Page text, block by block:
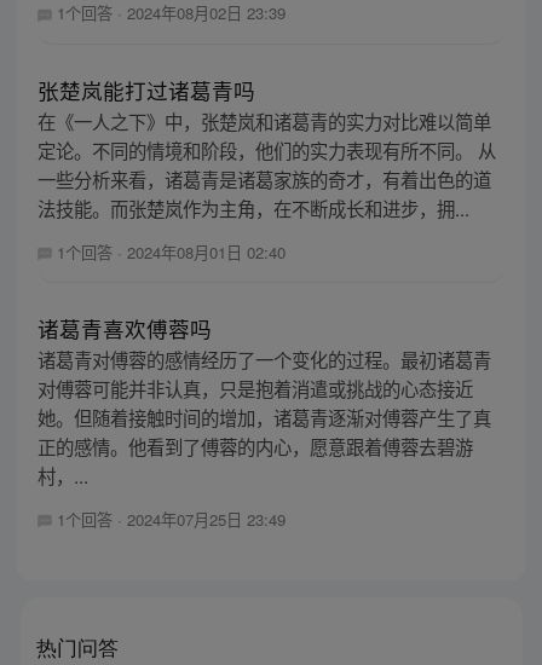
1个回答 · 2024年08月02日 23:39
张楚岚能打过诸葛青吗
在《一人之下》中，张楚岚和诸葛青的实力对比难以简单
定论。不同的情境和阶段，他们的实力表现有所不同。 从
一些分析来看，诸葛青是诸葛家族的奇才，有着出色的道
法技能。而张楚岚作为主角，在不断成长和进步，拥...
1个回答 · 2024年08月01日 02:40
诸葛青喜欢傅蓉吗
诸葛青对傅蓉的感情经历了一个变化的过程。最初诸葛青
对傅蓉可能并非认真，只是抱着消遣或挑战的心态接近
她。但随着接触时间的增加，诸葛青逐渐对傅蓉产生了真
正的感情。他看到了傅蓉的内心，愿意跟着傅蓉去碧游
村，...
1个回答 · 2024年07月25日 23:49
热门问答